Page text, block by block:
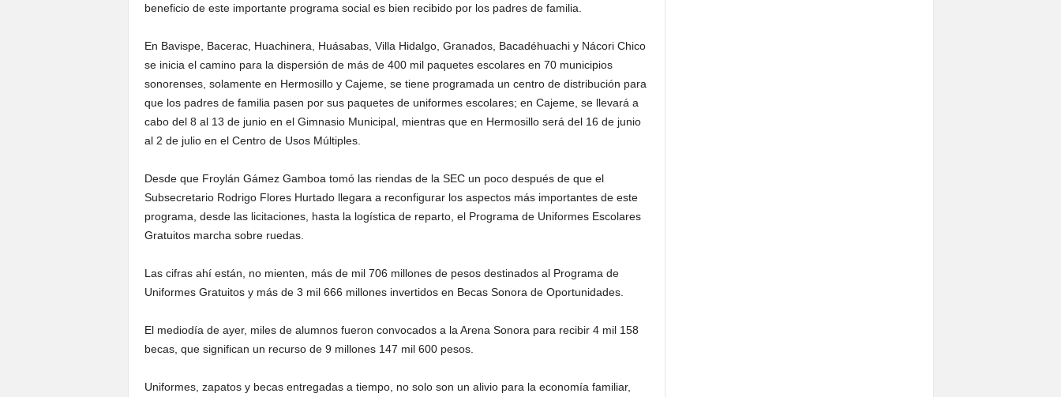
beneficio de este importante programa social es bien recibido por los padres de familia.
En Bavispe, Bacerac, Huachinera, Huásabas, Villa Hidalgo, Granados, Bacadéhuachi y Nácori Chico
se inicia el camino para la dispersión de más de 400 mil paquetes escolares en 70 municipios
sonorenses, solamente en Hermosillo y Cajeme, se tiene programada un centro de distribución para
que los padres de familia pasen por sus paquetes de uniformes escolares; en Cajeme, se llevará a
cabo del 8 al 13 de junio en el Gimnasio Municipal, mientras que en Hermosillo será del 16 de junio
al 2 de julio en el Centro de Usos Múltiples.
Desde que Froylán Gámez Gamboa tomó las riendas de la SEC un poco después de que el
Subsecretario Rodrigo Flores Hurtado llegara a reconfigurar los aspectos más importantes de este
programa, desde las licitaciones, hasta la logística de reparto, el Programa de Uniformes Escolares
Gratuitos marcha sobre ruedas.
Las cifras ahí están, no mienten, más de mil 706 millones de pesos destinados al Programa de
Uniformes Gratuitos y más de 3 mil 666 millones invertidos en Becas Sonora de Oportunidades.
El mediodía de ayer, miles de alumnos fueron convocados a la Arena Sonora para recibir 4 mil 158
becas, que significan un recurso de 9 millones 147 mil 600 pesos.
Uniformes, zapatos y becas entregadas a tiempo, no solo son un alivio para la economía familiar,